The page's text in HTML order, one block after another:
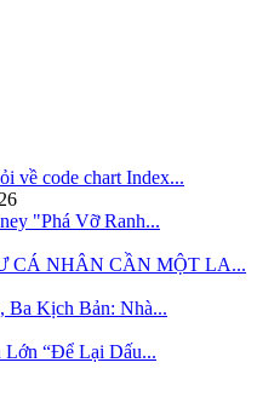
về code chart Index...
"Phá Vỡ Ranh...
CÁ NHÂN CẦN MỘT LA...
Ba Kịch Bản: Nhà...
“Để Lại Dấu...